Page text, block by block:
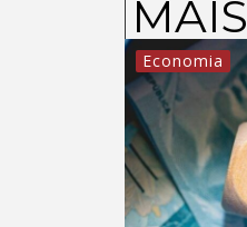
MAIS
Economia